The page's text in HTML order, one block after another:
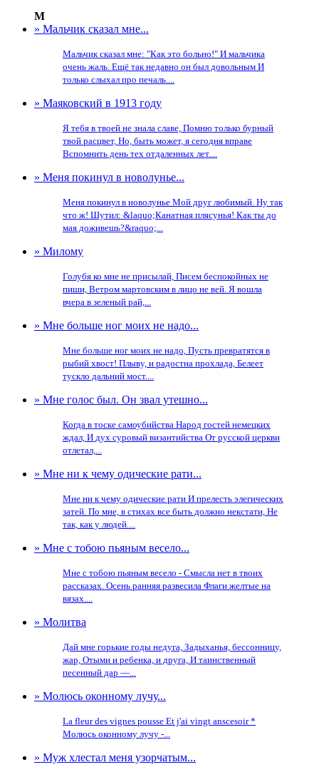
М
» Мальчик сказал мне...
Мальчик сказал мне: "Как это больно!" И мальчика
очень жаль. Ещё так недавно он был довольным И
только слыхал про печаль....
» Маяковский в 1913 году
Я тебя в твоей не знала славе, Помню только бурный
твой расцвет, Но, быть может, я сегодня вправе
Вспомнить день тех отдаленных лет....
» Меня покинул в новолунье...
Меня покинул в новолунье Мой друг любимый. Ну так
что ж! Шутил: &laquo;Канатная плясунья! Как ты до
мая доживешь?&raquo;...
» Милому
Голубя ко мне не присылай, Писем беспокойных не
пиши, Ветром мартовским в лицо не вей. Я вошла
вчера в зеленый рай,...
» Мне больше ног моих не надо...
Мне больше ног моих не надо, Пусть превратятся в
рыбий хвост! Плыву, и радостна прохлада, Белеет
тускло дальний мост....
» Мне голос был. Он звал утешно...
Когда в тоске самоубийства Народ гостей немецких
ждал, И дух суровый византийства От русской церкви
отлетал,...
» Мне ни к чему одические рати...
Мне ни к чему одические рати И прелесть элегических
затей. По мне, в стихах все быть должно некстати, Не
так, как у людей....
» Мне с тобою пьяным весело...
Мне с тобою пьяным весело - Смысла нет в твоих
рассказах. Осень ранняя развесила Флаги желтые на
вязах....
» Молитва
Дай мне горькие годы недуга, Задыханья, бессонницу,
жар, Отыми и ребенка, и друга, И таинственный
песенный дар —...
» Молюсь оконному лучу...
La fleur des vignes pousse Et j'ai vingt anscesoir *
Молюсь оконному лучу -...
» Муж хлестал меня узорчатым...